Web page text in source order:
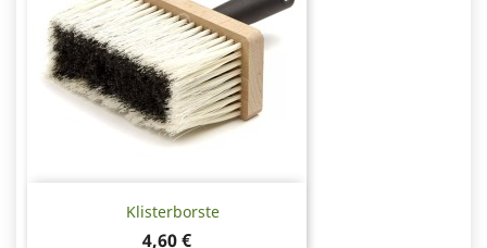
Klisterborste
Pris
4,60 €